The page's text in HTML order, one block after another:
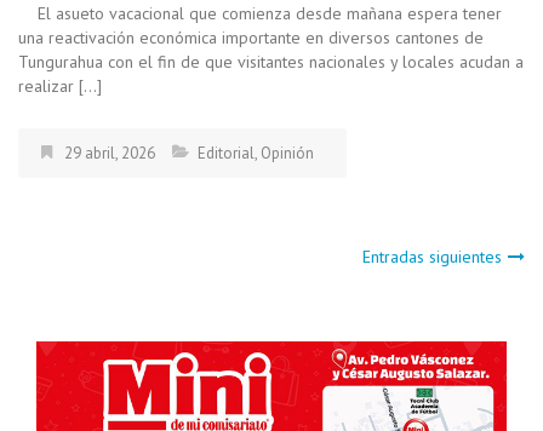
El asueto vacacional que comienza desde mañana espera tener
una reactivación económica importante en diversos cantones de
Tungurahua con el fin de que visitantes nacionales y locales acudan a
realizar […]
29 abril, 2026 Editorial, Opinión
de
entradas
Entradas siguientes